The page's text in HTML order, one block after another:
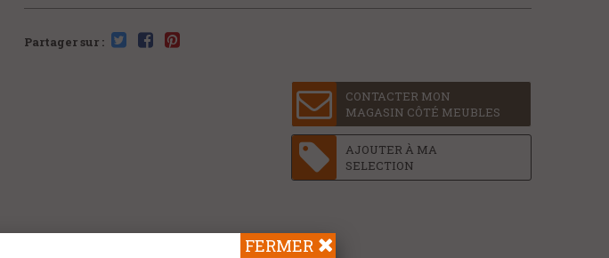
Partager sur :
CONTACTER MON
MAGASIN CÔTÉ MEUBLES
AJOUTER À MA
SELECTION
FERMER